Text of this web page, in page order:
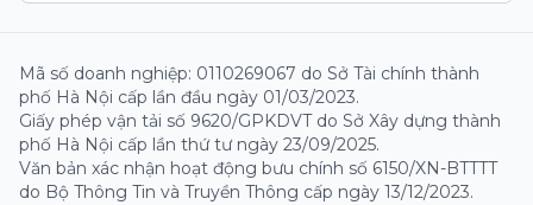
Mã số doanh nghiệp: 0110269067 do Sở Tài chính thành
phố Hà Nội cấp lần đầu ngày 01/03/2023.
Giấy phép vận tải số 9620/GPKDVT do Sở Xây dựng thành
phố Hà Nội cấp lần thứ tư ngày 23/09/2025.
Văn bản xác nhận hoạt động bưu chính số 6150/XN-BTTTT
do Bộ Thông Tin và Truyền Thông cấp ngày 13/12/2023.